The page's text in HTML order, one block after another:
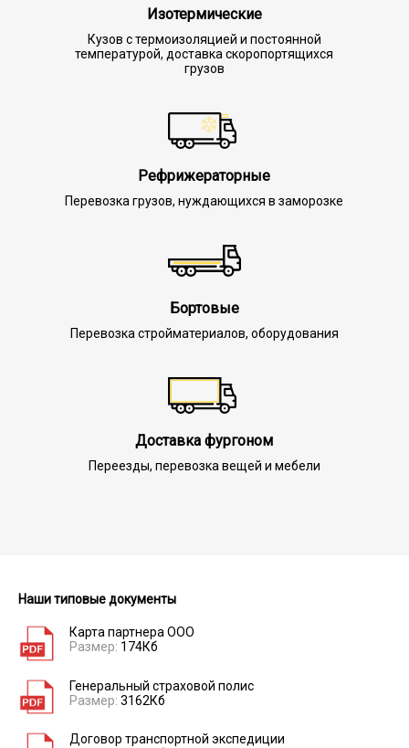
Изотермические
Кузов с термоизоляцией и постоянной
температурой, доставка скоропортящихся
грузов
Рефрижераторные
Перевозка грузов, нуждающихся в заморозке
Бортовые
Перевозка стройматериалов, оборудования
Доставка фургоном
Переезды, перевозка вещей и мебели
Наши типовые документы
Карта партнера ООО
Размер: 174Кб
Генеральный страховой полис
Размер: 3162Кб
Договор транспортной экспедиции